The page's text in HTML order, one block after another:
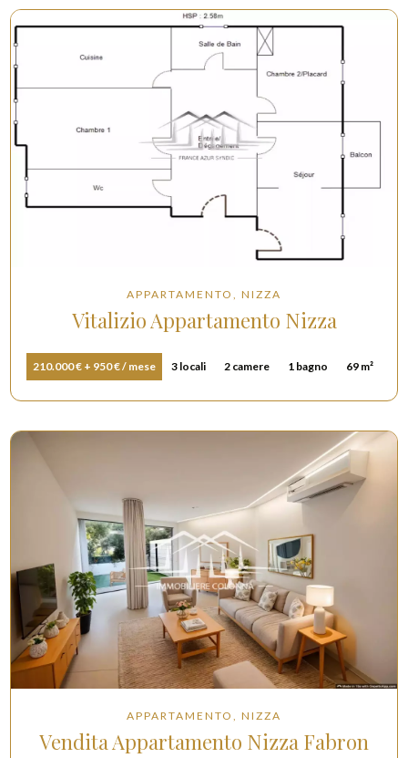
APPARTAMENTO, NIZZA
Vitalizio Appartamento Nizza
210.000 € + 950 € / mese 3 locali 2 camere 1 bagno 69 m²
APPARTAMENTO, NIZZA
Vendita Appartamento Nizza Fabron